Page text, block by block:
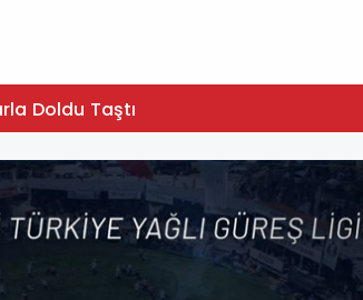
Doldu Taştı